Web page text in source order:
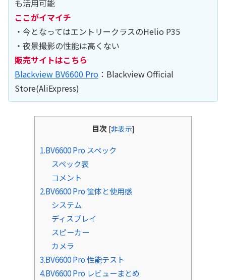
も活用可能
ここがイマイチ
・今となってはエントリークラスのHelio P35
・夜景撮影の性能は高くない
販売サイトはこちら
Blackview BV6600 Pro ：Blackview Official
Store(AliExpress)
目次 [非表示]
1.BV6600 Pro スペック
スペック表
コメント
2.BV6600 Pro 筐体と使用感
システム
ディスプレイ
スピーカー
カメラ
3.BV6600 Pro 性能テスト
4.BV6600 Pro レビューまとめ